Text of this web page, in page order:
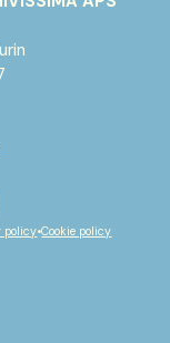
policy•Cookie policy